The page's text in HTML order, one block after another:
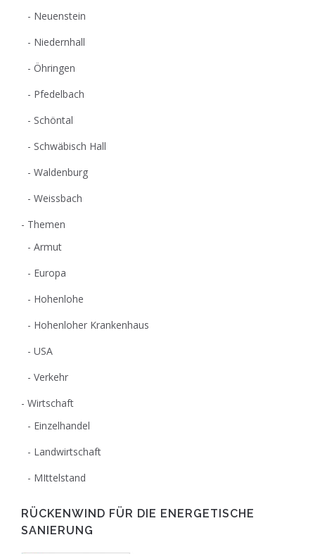
Neuenstein
Niedernhall
Öhringen
Pfedelbach
Schöntal
Schwäbisch Hall
Waldenburg
Weissbach
Themen
Armut
Europa
Hohenlohe
Hohenloher Krankenhaus
USA
Verkehr
Wirtschaft
Einzelhandel
Landwirtschaft
MIttelstand
RÜCKENWIND FÜR DIE ENERGETISCHE
SANIERUNG